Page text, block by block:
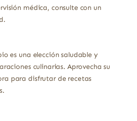
médica, consulte con un
es una elección saludable y
culinarias. Aprovecha su
para disfrutar de recetas